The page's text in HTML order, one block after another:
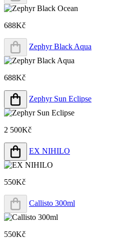
688Kč
Zephyr Black Aqua
688Kč
Zephyr Sun Eclipse
2 500Kč
EX NIHILO
550Kč
Callisto 300ml
550Kč